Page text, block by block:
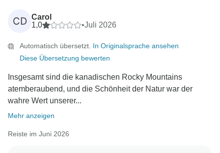
CD Carol
1,0
•Juli 2026
Automatisch übersetzt. In Originalsprache ansehen
Diese Übersetzung bewerten
Insgesamt sind die kanadischen Rocky Mountains
atemberaubend, und die Schönheit der Natur war der
wahre Wert unserer...
Mehr anzeigen
Reiste im Juni 2026